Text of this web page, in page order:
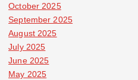
October 2025
September 2025
August 2025
July 2025
June 2025
May 2025